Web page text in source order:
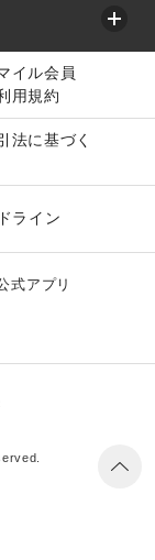
イル会員
用規約
法に基づく
ライン
式アプリ